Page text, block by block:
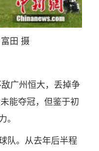
田 摄
广州恒大，丢掉争
能夺冠，但鉴于初
。
队。从去年后半程